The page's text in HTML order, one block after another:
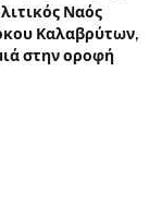
Ναός
Καλαβρύτων,
στην οροφή